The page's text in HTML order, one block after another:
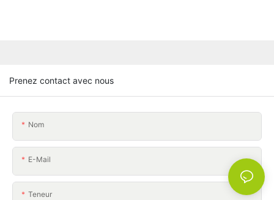
Prenez contact avec nous
Nom
E-Mail
Teneur